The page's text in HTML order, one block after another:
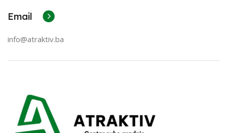
Email
info@atraktiv.ba